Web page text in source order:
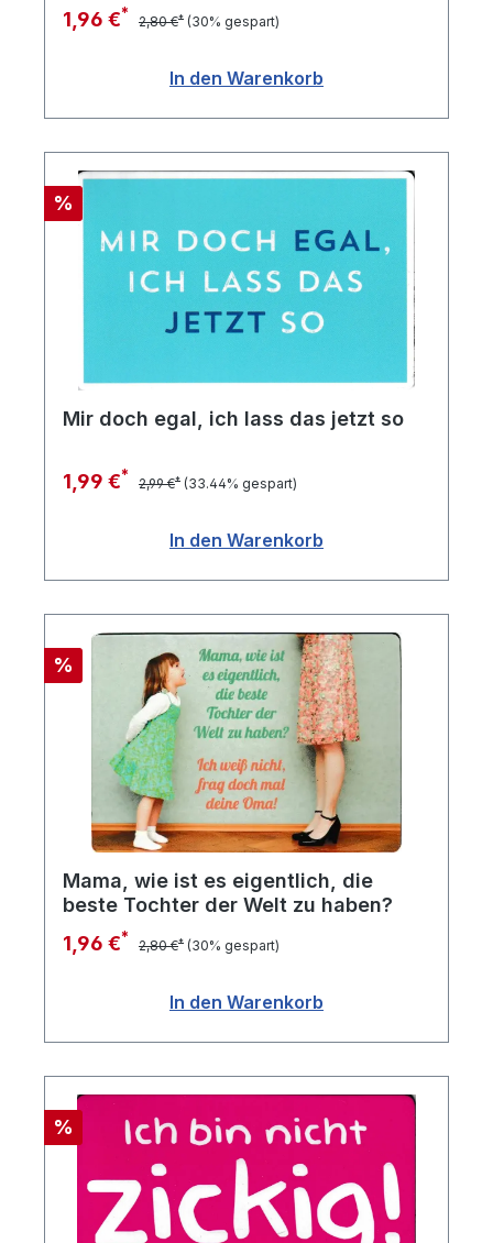
1,96 €* 2,80 €* (30% gespart)
In den Warenkorb
Rabatt
%
Mir doch egal, ich lass das jetzt so
1,99 €* 2,99 €* (33.44% gespart)
In den Warenkorb
Rabatt
%
Mama, wie ist es eigentlich, die
beste Tochter der Welt zu haben?
1,96 €* 2,80 €* (30% gespart)
In den Warenkorb
Rabatt
%